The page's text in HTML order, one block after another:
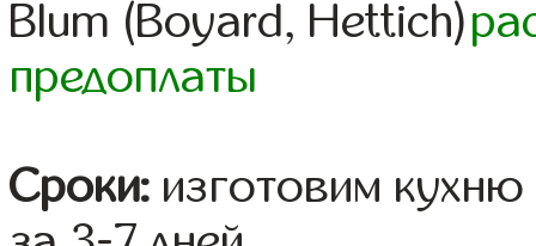
Blum (Boyard, Hettich)
предоплаты
Сроки: изготовим